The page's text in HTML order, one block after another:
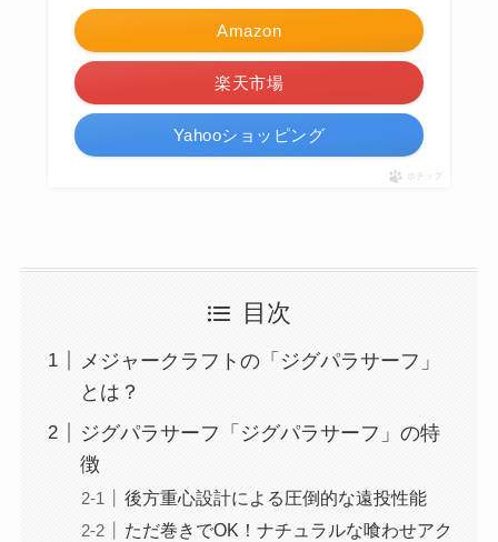
Amazon
楽天市場
Yahooショッピング
ポチップ
目次
メジャークラフトの「ジグパラサーフ」
とは？
ジグパラサーフ「ジグパラサーフ」の特
徴
後方重心設計による圧倒的な遠投性能
ただ巻きでOK！ナチュラルな喰わせアク